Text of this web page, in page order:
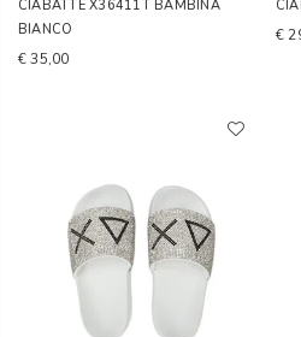
CIABATTE X36411T BAMBINA
BIANCO
€ 35,00
€